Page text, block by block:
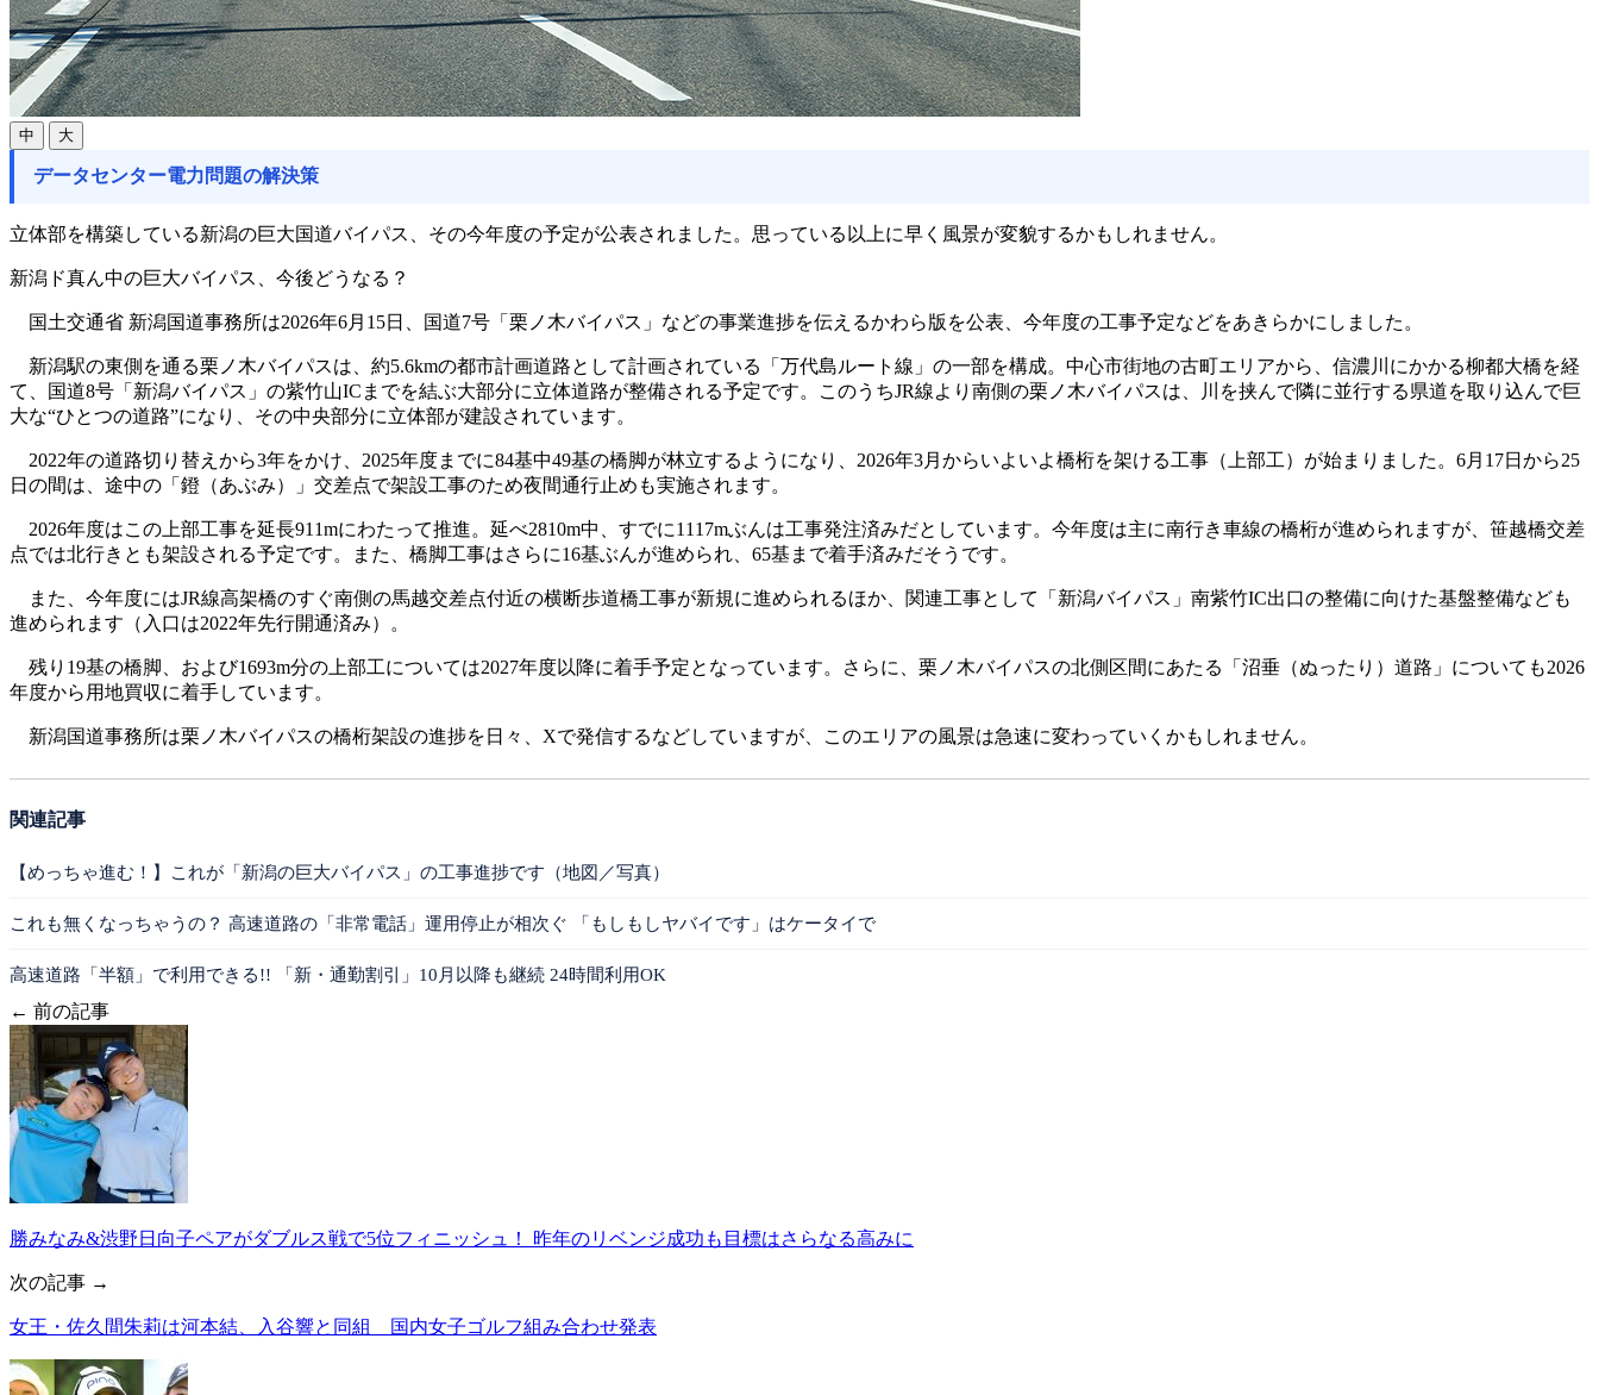
中 大
データセンター電力問題の解決策
立体部を構築している新潟の巨大国道バイパス、その今年度の予定が公表されました。思っている以上に早く風景が変貌するかもしれません。
新潟ド真ん中の巨大バイパス、今後どうなる？
国土交通省 新潟国道事務所は2026年6月15日、国道7号「栗ノ木バイパス」などの事業進捗を伝えるかわら版を公表、今年度の工事予定などをあきらかにしました。
新潟駅の東側を通る栗ノ木バイパスは、約5.6kmの都市計画道路として計画されている「万代島ルート線」の一部を構成。中心市街地の古町エリアから、信濃川にかかる柳都大橋を経
て、国道8号「新潟バイパス」の紫竹山ICまでを結ぶ大部分に立体道路が整備される予定です。このうちJR線より南側の栗ノ木バイパスは、川を挟んで隣に並行する県道を取り込んで巨
大な“ひとつの道路”になり、その中央部分に立体部が建設されています。
2022年の道路切り替えから3年をかけ、2025年度までに84基中49基の橋脚が林立するようになり、2026年3月からいよいよ橋桁を架ける工事（上部工）が始まりました。6月17日から25
日の間は、途中の「鐙（あぶみ）」交差点で架設工事のため夜間通行止めも実施されます。
2026年度はこの上部工事を延長911mにわたって推進。延べ2810m中、すでに1117mぶんは工事発注済みだとしています。今年度は主に南行き車線の橋桁が進められますが、笹越橋交差
点では北行きとも架設される予定です。また、橋脚工事はさらに16基ぶんが進められ、65基まで着手済みだそうです。
また、今年度にはJR線高架橋のすぐ南側の馬越交差点付近の横断歩道橋工事が新規に進められるほか、関連工事として「新潟バイパス」南紫竹IC出口の整備に向けた基盤整備なども
進められます（入口は2022年先行開通済み）。
残り19基の橋脚、および1693m分の上部工については2027年度以降に着手予定となっています。さらに、栗ノ木バイパスの北側区間にあたる「沼垂（ぬったり）道路」についても2026
年度から用地買収に着手しています。
新潟国道事務所は栗ノ木バイパスの橋桁架設の進捗を日々、Xで発信するなどしていますが、このエリアの風景は急速に変わっていくかもしれません。
関連記事
【めっちゃ進む！】これが「新潟の巨大バイパス」の工事進捗です（地図／写真）
これも無くなっちゃうの？ 高速道路の「非常電話」運用停止が相次ぐ 「もしもしヤバイです」はケータイで
高速道路「半額」で利用できる!! 「新・通勤割引」10月以降も継続 24時間利用OK
← 前の記事
勝みなみ&渋野日向子ペアがダブルス戦で5位フィニッシュ！ 昨年のリベンジ成功も目標はさらなる高みに
次の記事 →
女王・佐久間朱莉は河本結、入谷響と同組 国内女子ゴルフ組み合わせ発表